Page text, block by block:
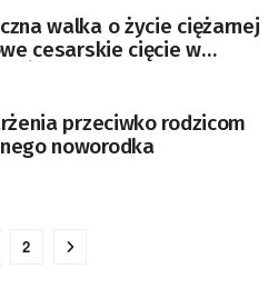
walka o życie ciężarnej
cesarskie cięcie w
przeciwko rodzicom
noworodka
2